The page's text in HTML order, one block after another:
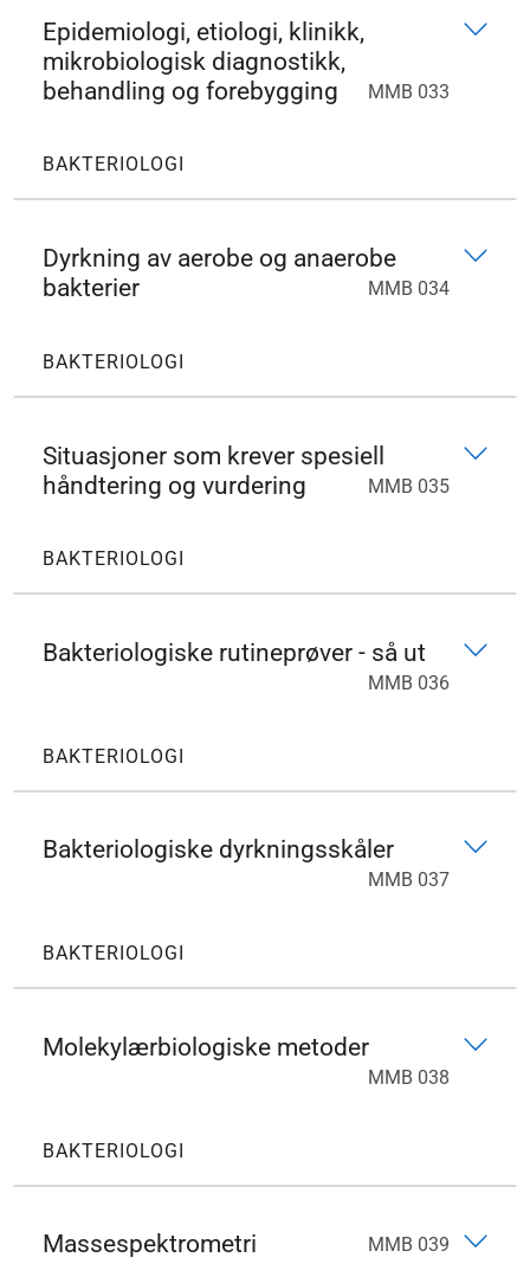
Epidemiologi, etiologi, klinikk,
mikrobiologisk diagnostikk,
behandling og forebygging
MMB 033
BAKTERIOLOGI
Dyrkning av aerobe og anaerobe
bakterier
MMB 034
BAKTERIOLOGI
Situasjoner som krever spesiell
håndtering og vurdering
MMB 035
BAKTERIOLOGI
Bakteriologiske rutineprøver - så ut
MMB 036
BAKTERIOLOGI
Bakteriologiske dyrkningsskåler
MMB 037
BAKTERIOLOGI
Molekylærbiologiske metoder
MMB 038
BAKTERIOLOGI
Massespektrometri MMB 039